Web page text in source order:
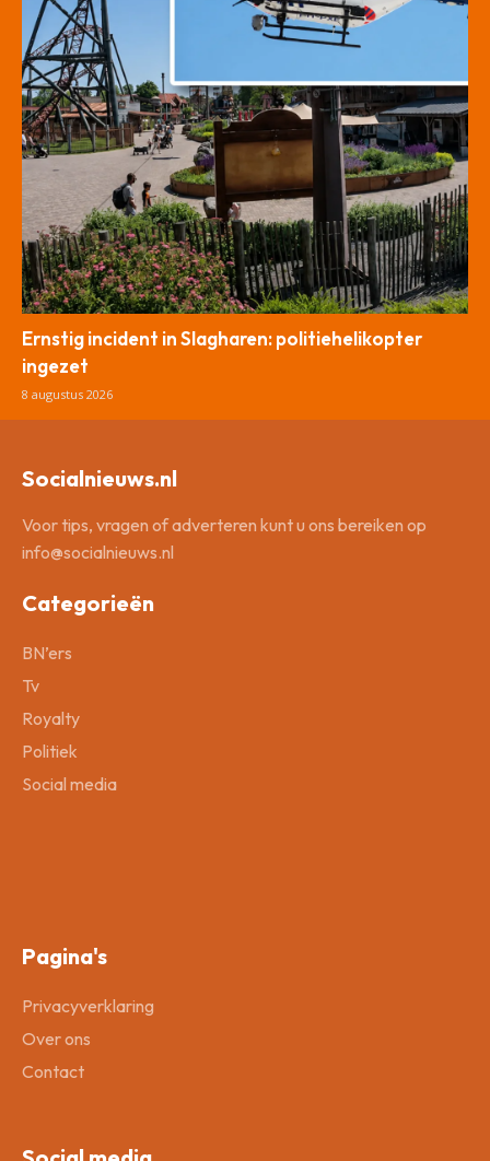
Ernstig incident in Slagharen: politiehelikopter
ingezet
8 augustus 2026
Socialnieuws.nl
Voor tips, vragen of adverteren kunt u ons bereiken op
info@socialnieuws.nl
Categorieën
BN’ers
Tv
Royalty
Politiek
Social media
Pagina's
Privacyverklaring
Over ons
Contact